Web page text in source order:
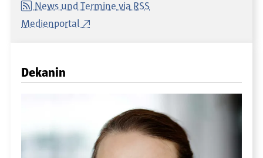
News und Termine via RSS
Medienportal
Dekanin